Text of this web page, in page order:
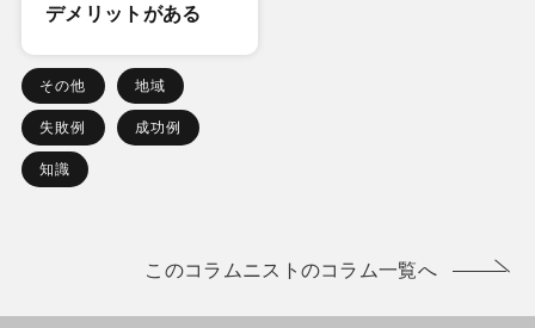
デメリットがある
その他 地域
失敗例 成功例
知識
このコラムニストのコラム一覧へ